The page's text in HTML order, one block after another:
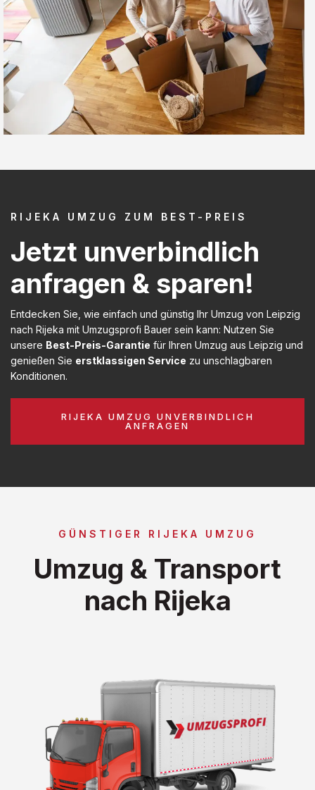
RIJEKA UMZUG ZUM BEST-PREIS
Jetzt unverbindlich
anfragen & sparen!
Entdecken Sie, wie einfach und günstig Ihr Umzug von Leipzig
nach Rijeka mit Umzugsprofi Bauer sein kann: Nutzen Sie
unsere Best-Preis-Garantie für Ihren Umzug aus Leipzig und
genießen Sie erstklassigen Service zu unschlagbaren
Konditionen.
RIJEKA UMZUG UNVERBINDLICH
ANFRAGEN
GÜNSTIGER RIJEKA UMZUG
Umzug & Transport
nach Rijeka